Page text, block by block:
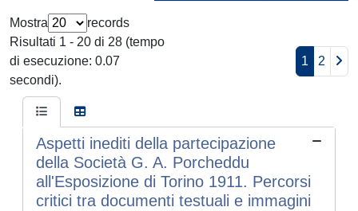
Mostra
records
Risultati 1 - 20 di 28 (tempo
di esecuzione: 0.07
secondi).
1 2
Aspetti inediti della partecipazione
della Società G. A. Porcheddu
all'Esposizione di Torino 1911. Percorsi
critici tra documenti testuali e immagini